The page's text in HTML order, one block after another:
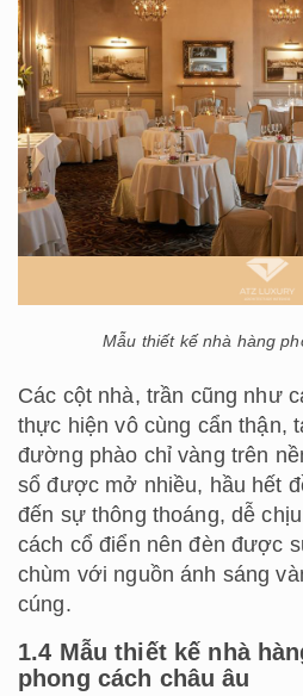
Mẫu thiết kế nhà hàng
Các cột nhà, trần cũng như
thực hiện vô cùng cẩn thận,
đường phào chỉ vàng trên
sổ được mở nhiều, hầu hết
đến sự thông thoáng, dễ
cách cổ điển nên đèn được
chùm với nguồn ánh sáng
cúng.
1.4 Mẫu thiết kế nhà
phong cách châu âu